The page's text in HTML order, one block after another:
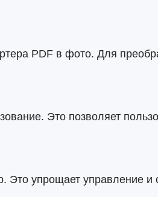
PDF в фото. Для
Это позволяет
упрощает управление